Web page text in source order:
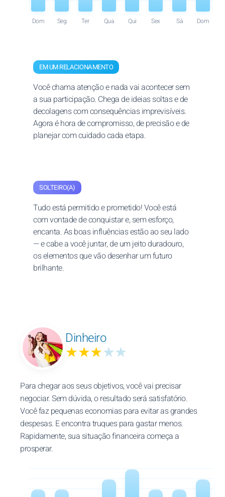
Dom Seg Ter Qua Qui Sex Sá Dom
EM UM RELACIONAMENTO
Você chama atenção e nada vai acontecer sem
a sua participação. Chega de ideias soltas e de
decolagens com consequências imprevisíveis.
Agora é hora de compromisso, de precisão e de
planejar com cuidado cada etapa.
SOLTEIRO(A)
Tudo está permitido e prometido! Você está
com vontade de conquistar e, sem esforço,
encanta. As boas influências estão ao seu lado
— e cabe a você juntar, de um jeito duradouro,
os elementos que vão desenhar um futuro
brilhante.
Dinheiro
★★★★★
Para chegar aos seus objetivos, você vai precisar
negociar. Sem dúvida, o resultado será satisfatório.
Você faz pequenas economias para evitar as grandes
despesas. E encontra truques para gastar menos.
Rapidamente, sua situação financeira começa a
prosperar.